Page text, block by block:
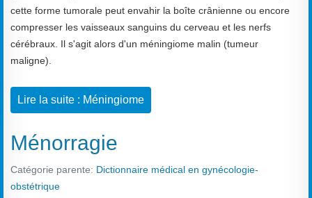
cette forme tumorale peut envahir la boîte crânienne ou encore
compresser les vaisseaux sanguins du cerveau et les nerfs
cérébraux. Il s'agit alors d'un méningiome malin (tumeur
maligne).
Lire la suite : Méningiome
Ménorragie
Catégorie parente: Dictionnaire médical en gynécologie-
obstétrique